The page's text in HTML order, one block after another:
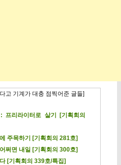
고 기계가 대충 점찍어준 글들]
프리라이터로 살기 [기획회의
주목하기 [기획회의 281호]
쩌면 내일 [기획회의 300호]
[기획회의 339호/특집]